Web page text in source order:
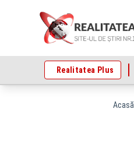
Realitatea Plus
Acasă